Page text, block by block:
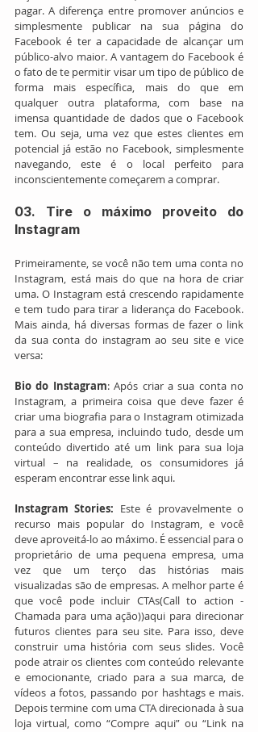
pagar. A diferença entre promover anúncios e
simplesmente publicar na sua página do
Facebook é ter a capacidade de alcançar um
público-alvo maior. A vantagem do Facebook é
o fato de te permitir visar um tipo de público de
forma mais específica, mais do que em
qualquer outra plataforma, com base na
imensa quantidade de dados que o Facebook
tem. Ou seja, uma vez que estes clientes em
potencial já estão no Facebook, simplesmente
navegando, este é o local perfeito para
inconscientemente começarem a comprar.
03. Tire o máximo proveito do
Instagram
Primeiramente, se você não tem uma conta no
Instagram, está mais do que na hora de criar
uma. O Instagram está crescendo rapidamente
e tem tudo para tirar a liderança do Facebook.
Mais ainda, há diversas formas de fazer o link
da sua conta do instagram ao seu site e vice
versa:
Bio do Instagram: Após criar a sua conta no
Instagram, a primeira coisa que deve fazer é
criar uma biografia para o Instagram otimizada
para a sua empresa, incluindo tudo, desde um
conteúdo divertido até um link para sua loja
virtual – na realidade, os consumidores já
esperam encontrar esse link aqui.
Instagram Stories: Este é provavelmente o
recurso mais popular do Instagram, e você
deve aproveitá-lo ao máximo. É essencial para o
proprietário de uma pequena empresa, uma
vez que um terço das histórias mais
visualizadas são de empresas. A melhor parte é
que você pode incluir CTAs(Call to action -
Chamada para uma ação))aqui para direcionar
futuros clientes para seu site. Para isso, deve
construir uma história com seus slides. Você
pode atrair os clientes com conteúdo relevante
e emocionante, criado para a sua marca, de
vídeos a fotos, passando por hashtags e mais.
Depois termine com uma CTA direcionada à sua
loja virtual, como “Compre aqui” ou “Link na